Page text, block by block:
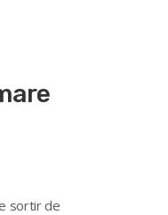
sortir de